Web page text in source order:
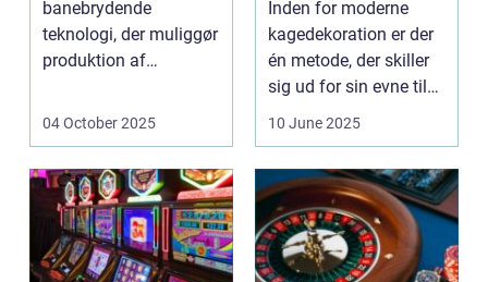
banebrydende
teknologi, der muliggør
produktion af
udnytt...
04 October 2025
Inden for moderne
kagedekoration er der
én metode, der skiller
sig ud for sin evne til
at bri...
10 June 2025